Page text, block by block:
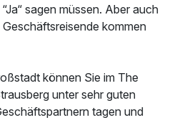
sagen müssen. Aber auch
kommen
können Sie im The
unter sehr guten
tagen und